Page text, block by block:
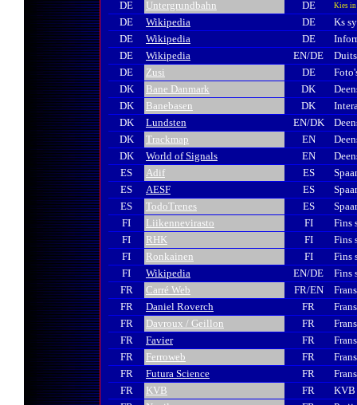
DE
Untergrundbahn DE Kies in
DE Wikipedia DE
Ks
DE
Wikipedia DE
DE
Wikipedia EN/DE
DE
Zusi DE
DK
Bane Danmark DK
DK
Banebasen DK
DK
Lundsten EN/DK
DK
Trackmap EN
DK
World of Signals EN
ES
Adif ES
ES
AESF ES
ES
TodoTrenes ES
FI
Liikennevirasto FI
Fins
FI
RHK FI
Fins
FI
Ronkainen FI
Fins
FI
Wikipedia EN/DE
Fins
FR
Carré Web FR/EN
FR
Daniel Roverch FR
FR
Davroux / Geillon FR
FR
Favier FR
FR
Ferroweb FR
FR
Futura Science FR
FR
KVB FR
KVB